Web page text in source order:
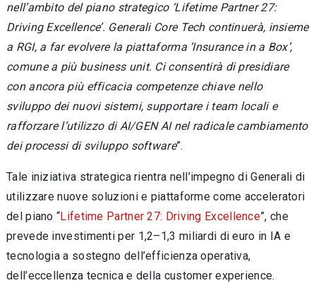
nell’ambito del piano strategico ‘Lifetime Partner 27:
Driving Excellence’. Generali Core Tech continuerà, insieme
a RGI, a far evolvere la piattaforma ‘Insurance in a Box’,
comune a più business unit. Ci consentirà di presidiare
con ancora più efficacia competenze chiave nello
sviluppo dei nuovi sistemi, supportare i team locali e
rafforzare l’utilizzo di AI/GEN AI nel radicale cambiamento
dei processi di sviluppo software”.
Tale iniziativa strategica rientra nell’impegno di Generali di
utilizzare nuove soluzioni e piattaforme come acceleratori
del piano “Lifetime Partner 27: Driving Excellence”, che
prevede investimenti per 1,2–1,3 miliardi di euro in IA e
tecnologia a sostegno dell’efficienza operativa,
dell’eccellenza tecnica e della customer experience.